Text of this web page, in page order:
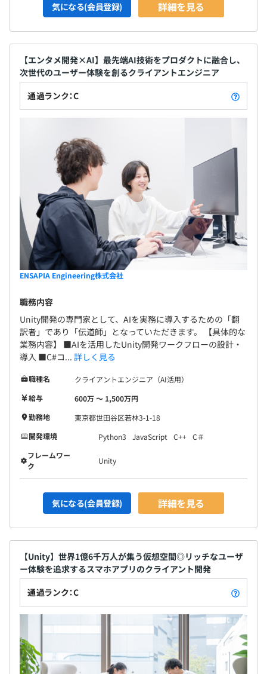
気になる(会員登録) 詳細を見る
【エンタメ開発×AI】最先端AI技術をプロダクトに融合し、
次世代のユーザー体験を創るクライアントエンジニア
通過ランク：C
ENSAPIA Engineering株式会社
職務内容
Unity開発の専門家として、AIを実務に導入するための「翻
訳者」であり「伝道師」となっていただきます。 【具体的な
業務内容】 ■AIを活用したUnity開発ワークフローの設計・
導入 ■C#コ... 詳しく見る
職種名
クライアントエンジニア（AI活用）
給与
600万 〜 1,500万円
勤務地
東京都世田谷区若林3-1-18
開発環境
Python3 JavaScript C++ C＃
フレームワー
ク
Unity
気になる(会員登録) 詳細を見る
【Unity】世界1億6千万人が集う仮想空間◎リッチなユーザ
ー体験を追求するスマホアプリのクライアント開発
通過ランク：C